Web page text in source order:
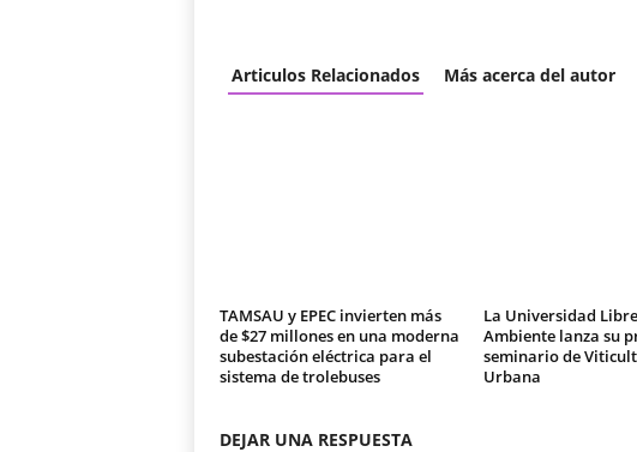
Articulos Relacionados Más acerca del autor
TAMSAU y EPEC invierten más
de $27 millones en una moderna
subestación eléctrica para el
sistema de trolebuses
La Universidad
Ambiente lanza su
seminario de
Urbana
DEJAR UNA RESPUESTA